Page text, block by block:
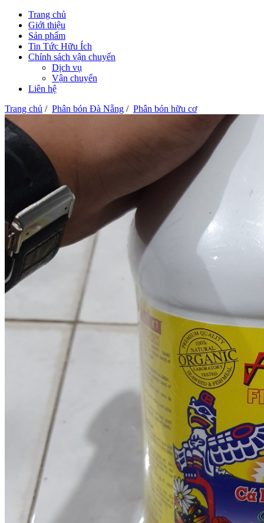
Trang chủ
Giới thiệu
Sản phẩm
Tin Tức Hữu Ích
Chính sách vận chuyển
Dịch vụ
Vận chuyển
Liên hệ
Trang chủ / Phân bón Đà Nẵng / Phân bón hữu cơ